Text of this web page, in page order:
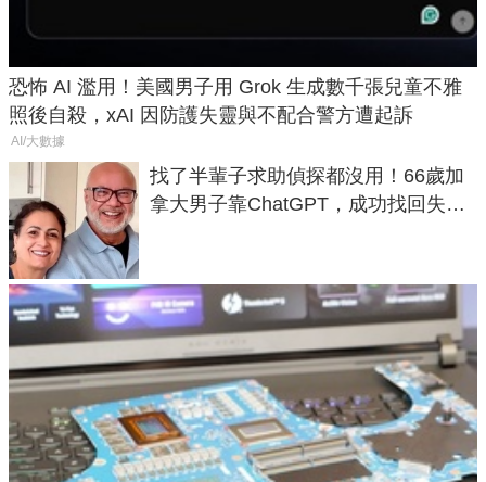
恐怖 AI 濫用！美國男子用 Grok 生成數千張兒童不雅
照後自殺，xAI 因防護失靈與不配合警方遭起訴
AI/大數據
找了半輩子求助偵探都沒用！66歲加
拿大男子靠ChatGPT，成功找回失散